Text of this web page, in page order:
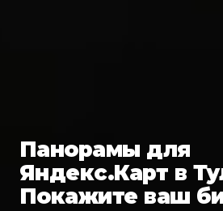
Панорамы для
Яндекс.Карт в
Покажите ваш